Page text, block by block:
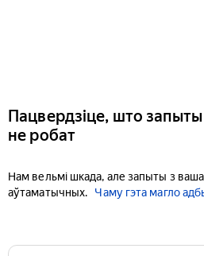
Пацвердзіце, што запыты
не робат
Нам вельмі шкада, але запыты з
аўтаматычных.
Чаму гэта магло